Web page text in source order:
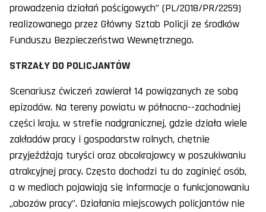
prowadzenia działań pościgowych” (PL/2018/PR/2259)
realizowanego przez Główny Sztab Policji ze środków
Funduszu Bezpieczeństwa Wewnętrznego.
STRZAŁY DO POLICJANTÓW
Scenariusz ćwiczeń zawierał 14 powiązanych ze sobą
epizodów. Na tereny powiatu w północno--zachodniej
części kraju, w strefie nadgranicznej, gdzie działa wiele
zakładów pracy i gospodarstw rolnych, chętnie
przyjeżdżają turyści oraz obcokrajowcy w poszukiwaniu
atrakcyjnej pracy. Często dochodzi tu do zaginięć osób,
a w mediach pojawiają się informacje o funkcjonowaniu
„obozów pracy”. Działania miejscowych policjantów nie